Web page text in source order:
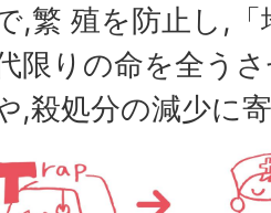
,繁 殖を防止し,
限りの命を全う
,殺処分の減少に